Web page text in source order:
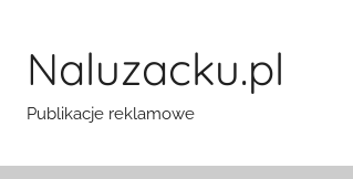
treściNaluzacku.pl
Publikacje reklamowe